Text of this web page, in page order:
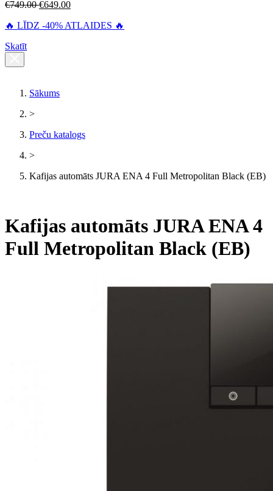
€749.00 €649.00
🔥 LĪDZ -40% ATLAIDES 🔥
Skatīt
Sākums
>
Preču katalogs
>
Kafijas automāts JURA ENA 4 Full Metropolitan Black (EB)
Kafijas automāts JURA ENA 4
Full Metropolitan Black (EB)